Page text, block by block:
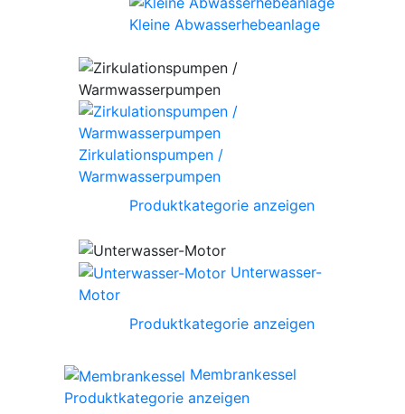
Kleine Abwasserhebeanlage
Zirkulationspumpen /
Warmwasserpumpen
Produktkategorie anzeigen
Unterwasser-
Motor
Produktkategorie anzeigen
Membrankessel
Produktkategorie anzeigen